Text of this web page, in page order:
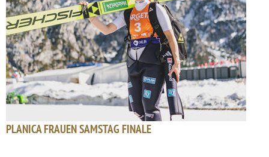
PLANICA FRAUEN SAMSTAG FINALE